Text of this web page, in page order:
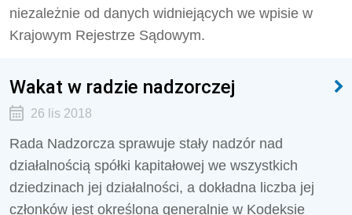
niezależnie od danych widniejących we wpisie w
Krajowym Rejestrze Sądowym.
Wakat w radzie nadzorczej
26 lis 2018
Rada Nadzorcza sprawuje stały nadzór nad
działalnością spółki kapitałowej we wszystkich
dziedzinach jej działalności, a dokładna liczba jej
członków jest określona generalnie w Kodeksie